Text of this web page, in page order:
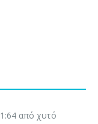
από χυτό